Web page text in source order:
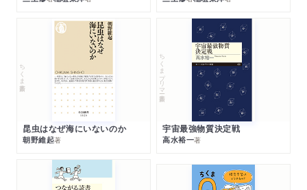
ちくま新書
昆虫はなぜ海にいないのか
朝野維起著
ちくまプリマー新書
宇宙最強物質決定戦
高水裕一著